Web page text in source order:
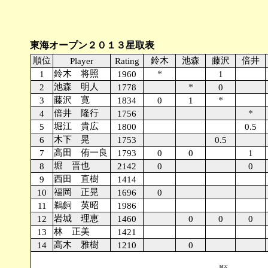
東海オープン２０１３星取表
順位 Player Rating 鈴木 池森 藤沢
倍井
1
鈴木 将照 1960 *
1
2
池森 明人 1778 *
0
3
藤沢 寛 1834 0 1 *
4 倍井 隆行 1756 *
5 堀江 貴広 1800
0.5
6
木下 晃 1753
0.5
7
高田 侑一良 1793 0 0
1
8
堀 晋也 2142 0
0
9
西田 直樹
1414
10
福岡 正晃 1696
0
11
鵜飼 英昭
1986
12
岩城 理恵 1460 0 0
0
13
林 正美
1421
14
高木 雅樹 1210 0